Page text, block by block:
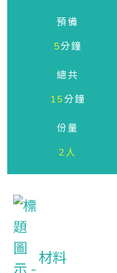
預備
5分鐘
總共
15分鐘
份量
2人
材料